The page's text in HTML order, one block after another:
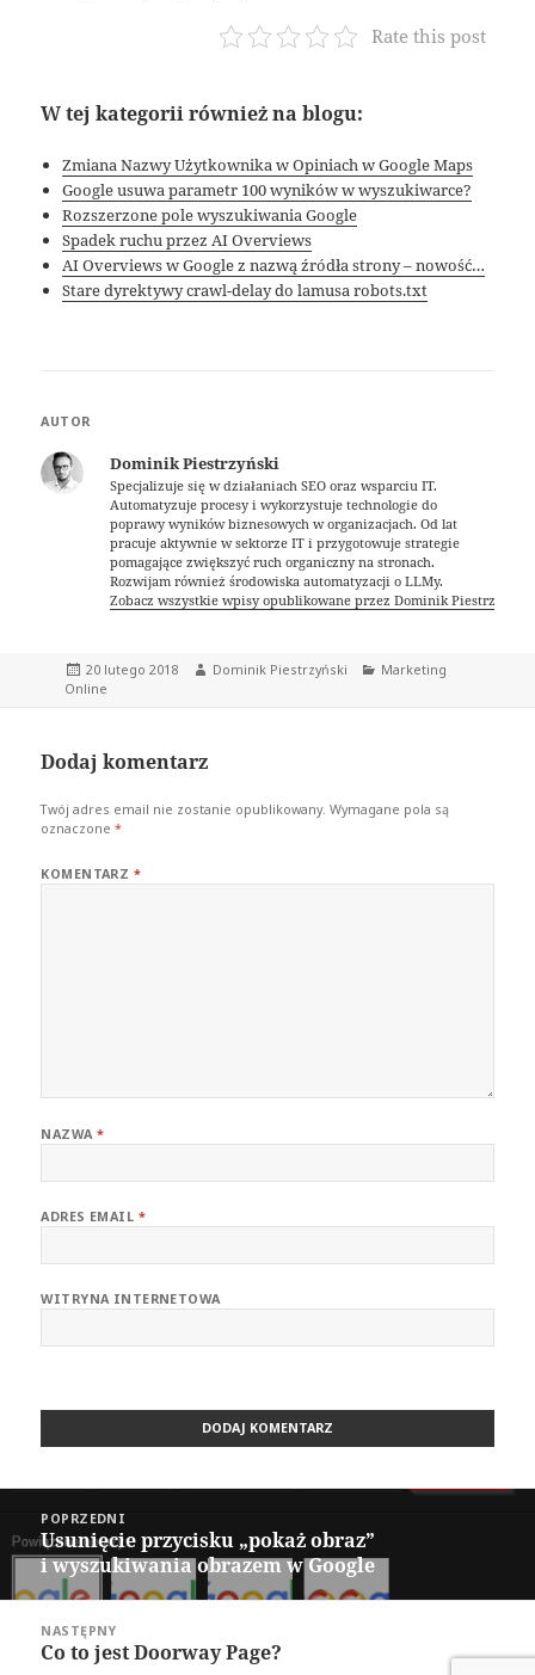
Rate this post
W tej kategorii również na blogu:
Zmiana Nazwy Użytkownika w Opiniach w Google Maps
Google usuwa parametr 100 wyników w wyszukiwarce?
Rozszerzone pole wyszukiwania Google
Spadek ruchu przez AI Overviews
AI Overviews w Google z nazwą źródła strony – nowość…
Stare dyrektywy crawl-delay do lamusa robots.txt
AUTOR
Dominik Piestrzyński
Specjalizuje się w działaniach SEO oraz wsparciu IT.
Automatyzuje procesy i wykorzystuje technologie do
poprawy wyników biznesowych w organizacjach. Od lat
pracuje aktywnie w sektorze IT i przygotowuje strategie
pomagające zwiększyć ruch organiczny na stronach.
Rozwijam również środowiska automatyzacji o LLMy.
Zobacz wszystkie wpisy opublikowane przez Dominik Piestrzyński
Data
publikacji
20 lutego 2018 Autor
Dominik Piestrzyński Kategorie
Marketing
Online
Dodaj komentarz
Twój adres email nie zostanie opublikowany. Wymagane pola są
oznaczone*
KOMENTARZ *
NAZWA*
ADRES EMAIL *
WITRYNA INTERNETOWA
wpisuPOPRZEDNI
Poprzedni
wpis:
Usunięcie przycisku „pokaż obraz”
i wyszukiwania obrazem w Google
NASTĘPNY
Następny
Co to jest Doorway Page?